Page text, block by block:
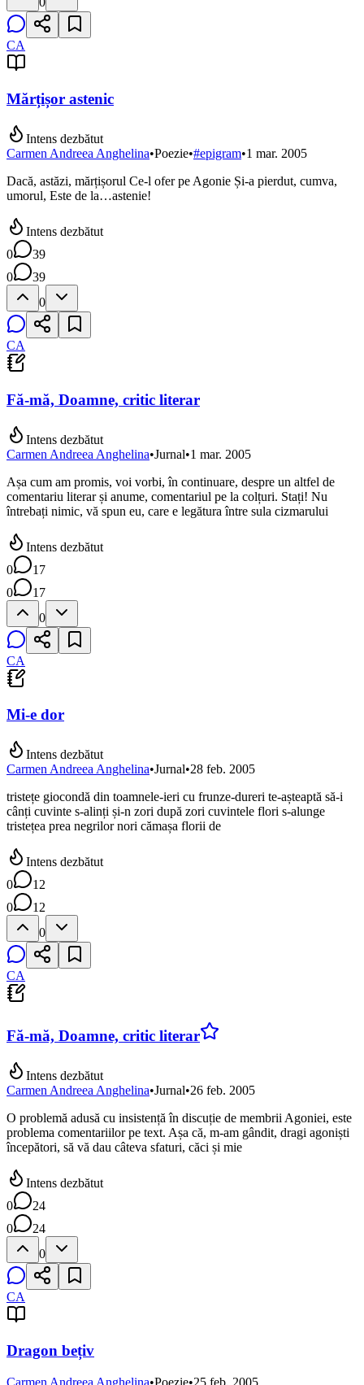
CA
Mărțișor astenic
Intens dezbătut
Carmen Andreea Anghelina•Poezie•#epigram•1 mar. 2005
Dacă, astăzi, mărțișorul Ce-l ofer pe Agonie Și-a pierdut, cumva,
umorul, Este de la…astenie!
Intens dezbătut
0
39
0
39
0
CA
Fă-mă, Doamne, critic literar
Intens dezbătut
Carmen Andreea Anghelina•Jurnal•1 mar. 2005
Așa cum am promis, voi vorbi, în continuare, despre un altfel de
comentariu literar și anume, comentariul pe la colțuri. Stați! Nu
întrebați nimic, vă spun eu, care e legătura între sula cizmarului
Intens dezbătut
0
17
0
17
0
CA
Mi-e dor
Intens dezbătut
Carmen Andreea Anghelina•Jurnal•28 feb. 2005
tristețe giocondă din toamnele-ieri cu frunze-dureri te-așteaptă să-i
cânți cuvinte s-alinți și-n zori după zori cuvintele flori s-alunge
tristețea prea negrilor nori cămașa florii de
Intens dezbătut
0
12
0
12
0
CA
Fă-mă, Doamne, critic literar
Intens dezbătut
Carmen Andreea Anghelina•Jurnal•26 feb. 2005
O problemă adusă cu insistență în discuție de membrii Agoniei, este
problema comentariilor pe text. Așa că, m-am gândit, dragi agoniști
începători, să vă dau câteva sfaturi, căci și mie
Intens dezbătut
0
24
0
24
0
CA
Dragon bețiv
Carmen Andreea Anghelina•Poezie•25 feb. 2005